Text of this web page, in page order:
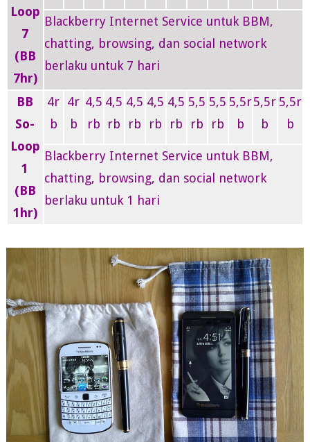
Loop
7
(BB
7hr)
Blackberry Internet Service untuk BBM,
chatting, browsing, dan social network
berlaku untuk 7 hari
BB
So-
Loop
1
(BB
1hr)
4r
b
4r
b
4,5
rb
4,5
rb
4,5
rb
4,5
rb
4,5
rb
5,5
rb
5,5
rb
5,5r
b
5,5r
b
5,5r
b
Blackberry Internet Service untuk BBM,
chatting, browsing, dan social network
berlaku untuk 1 hari